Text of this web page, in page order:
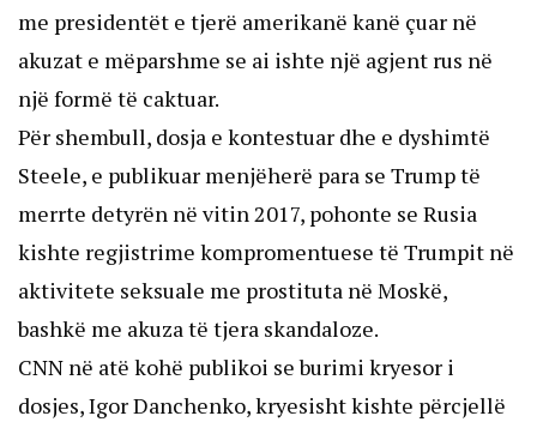
me presidentët e tjerë amerikanë kanë çuar në
akuzat e mëparshme se ai ishte një agjent rus në
një formë të caktuar.
Për shembull, dosja e kontestuar dhe e dyshimtë
Steele, e publikuar menjëherë para se Trump të
merrte detyrën në vitin 2017, pohonte se Rusia
kishte regjistrime kompromentuese të Trumpit në
aktivitete seksuale me prostituta në Moskë,
bashkë me akuza të tjera skandaloze.
CNN në atë kohë publikoi se burimi kryesor i
dosjes, Igor Danchenko, kryesisht kishte përcjellë